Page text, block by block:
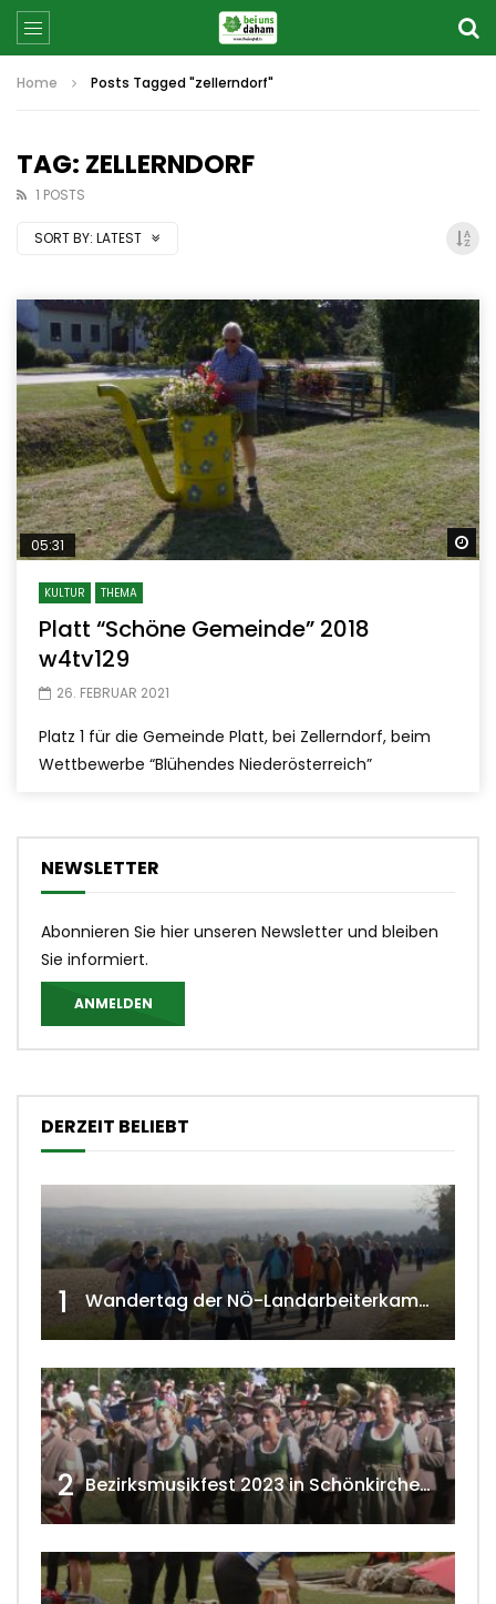
Home Posts Tagged "zellerndorf"
TAG: ZELLERNDORF
1 POSTS
SORT BY: LATEST
05:31
KULTUR THEMA
Platt “Schöne Gemeinde” 2018
w4tv129
26. FEBRUAR 2021
Platz 1 für die Gemeinde Platt, bei Zellerndorf, beim
Wettbewerbe “Blühendes Niederösterreich”
NEWSLETTER
Abonnieren Sie hier unseren Newsletter und bleiben
Sie informiert.
ANMELDEN
DERZEIT BELIEBT
1 Wandertag der NÖ-Landarbeiterkammer in Hollabrunn 2024
2 Bezirksmusikfest 2023 in Schönkirchen-Reyersdorf